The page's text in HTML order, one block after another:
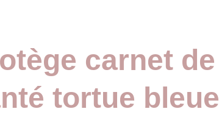
carnet de
tortue bleue